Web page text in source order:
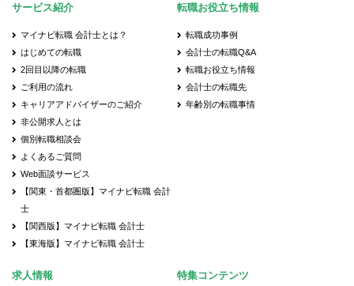
サービス紹介
マイナビ転職 会計士とは？
はじめての転職
2回目以降の転職
ご利用の流れ
キャリアアドバイザーのご紹介
非公開求人とは
個別転職相談会
よくあるご質問
Web面談サービス
【関東・首都圏版】マイナビ転職 会計
士
【関西版】マイナビ転職 会計士
【東海版】マイナビ転職 会計士
転職お役立ち情報
転職成功事例
会計士の転職Q&A
転職お役立ち情報
会計士の転職先
年齢別の転職事情
求人情報 特集コンテンツ